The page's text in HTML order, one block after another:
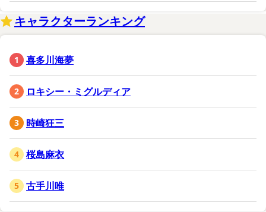
キャラクターランキング
喜多川海夢
ロキシー・ミグルディア
時崎狂三
桜島麻衣
古手川唯